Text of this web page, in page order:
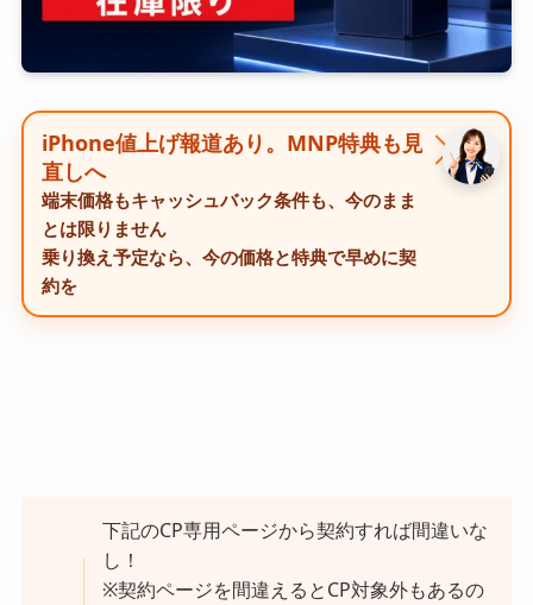
iPhone値上げ報道あり。MNP特典も見
直しへ
端末価格もキャッシュバック条件も、今のまま
とは限りません
乗り換え予定なら、今の価格と特典で早めに契
約を
下記のCP専用ページから契約すれば間違いな
し！
※契約ページを間違えるとCP対象外もあるの